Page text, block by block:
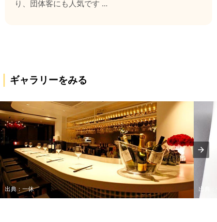
り、団体客にも人気です ...
ギャラリーをみる
出典：一休 出典